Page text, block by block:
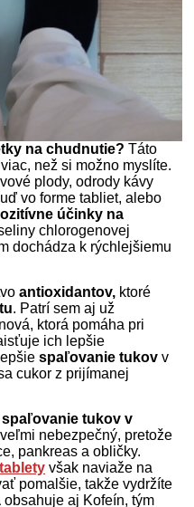
na chudnutie? Táto
než si možno myslíte.
plody, odrody kávy
vo forme tabliet, alebo
účinky na
chlorogenovej
dochádza k rýchlejšiemu
antioxidantov, ktoré
. Patrí sem aj už
ktorá pomáha pri
ich lepšie
spaľovanie tukov v
cukor z prijímanej
spaľovanie tukov v
nebezpečný, pretože
pankreas a obličky.
však naviaže na
pomalšie, takže vydržíte
obsahuje aj Kofeín, tým